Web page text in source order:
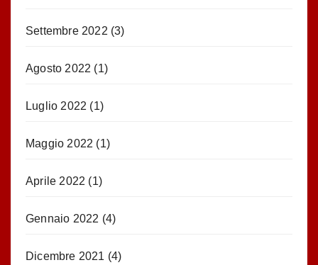
Settembre 2022 (3)
Agosto 2022 (1)
Luglio 2022 (1)
Maggio 2022 (1)
Aprile 2022 (1)
Gennaio 2022 (4)
Dicembre 2021 (4)